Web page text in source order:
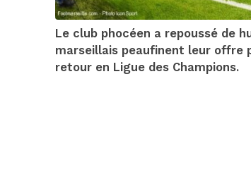
Le club phocéen a repoussé de
marseillais peaufinent leur offre
retour en Ligue des Champions.